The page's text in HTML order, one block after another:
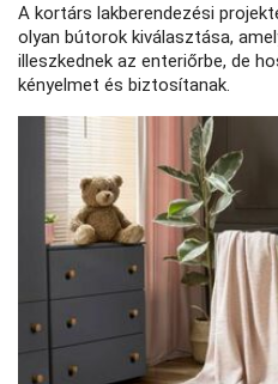
A kortárs lakberendezési
olyan bútorok kiválasztása,
illeszkednek az enteriőrbe, de
kényelmet és biztosítanak.